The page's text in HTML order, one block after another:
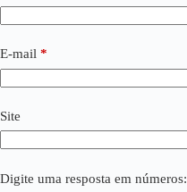
E-mail *
Site
Digite uma resposta em números: